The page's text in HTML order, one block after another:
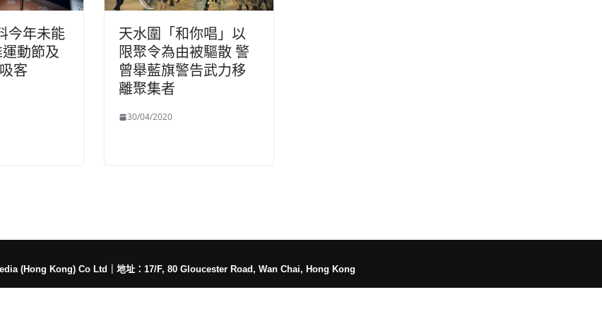
今年未能
動節及
客
天水圍「和你唱」以
限聚令為由被驅散 警
曾舉藍旗警告武力移
離聚集者
30/04/2020
(Hong Kong) Co Ltd 地址：17/F, 80 Gloucester Road, Wan Chai, Hong Kong